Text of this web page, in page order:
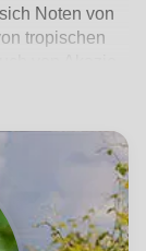
Noten von
tropischen
Frische
ist
der an die
→